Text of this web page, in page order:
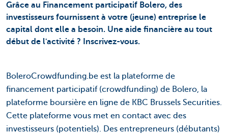
Grâce au Financement participatif Bolero, des
investisseurs fournissent à votre (jeune) entreprise le
capital dont elle a besoin. Une aide financière au tout
début de l'activité ? Inscrivez-vous.
BoleroCrowdfunding.be est la plateforme de
financement participatif (crowdfunding) de Bolero, la
plateforme boursière en ligne de KBC Brussels Securities.
Cette plateforme vous met en contact avec des
investisseurs (potentiels). Des entrepreneurs (débutants)